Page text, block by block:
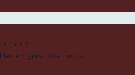
Paix ?
les émigrés c’était nous